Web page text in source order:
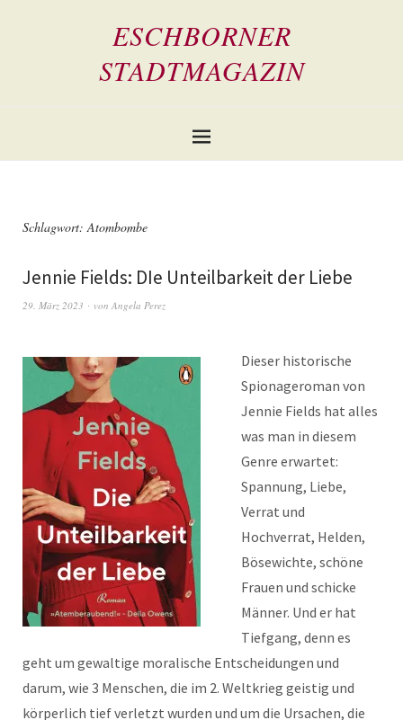
ESCHBORNER
STADTMAGAZIN
Schlagwort:Atombombe
Jennie Fields: DIe Unteilbarkeit der Liebe
29. März 2023 von Angela Perez
Dieser historische
Spionageroman von
Jennie Fields hat alles
was man in diesem
Genre erwartet:
Spannung, Liebe,
Verrat und
Hochverrat, Helden,
Bösewichte, schöne
Frauen und schicke
Männer. Und er hat
Tiefgang, denn es
geht um gewaltige moralische Entscheidungen und
darum, wie 3 Menschen, die im 2. Weltkrieg geistig und
körperlich tief verletzt wurden und um die Ursachen, die